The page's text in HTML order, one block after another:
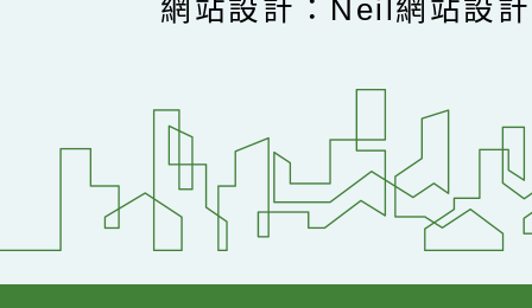
網站設計：Neil網站設